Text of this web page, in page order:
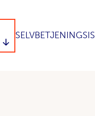
SELVBETJENING